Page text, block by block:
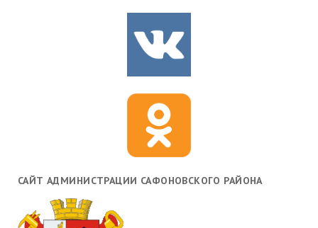
САЙТ АДМИНИСТРАЦИИ САФОНОВСКОГО РАЙОНА